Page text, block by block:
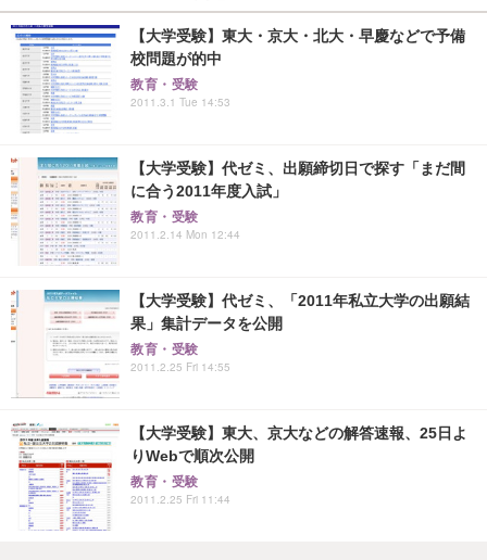
【大学受験】東大・京大・北大・早慶などで予備
校問題が的中
教育・受験
2011.3.1 Tue 14:53
【大学受験】代ゼミ、出願締切日で探す「まだ間
に合う2011年度入試」
教育・受験
2011.2.14 Mon 12:44
【大学受験】代ゼミ、「2011年私立大学の出願結
果」集計データを公開
教育・受験
2011.2.25 Fri 14:55
【大学受験】東大、京大などの解答速報、25日よ
りWebで順次公開
教育・受験
2011.2.25 Fri 11:44